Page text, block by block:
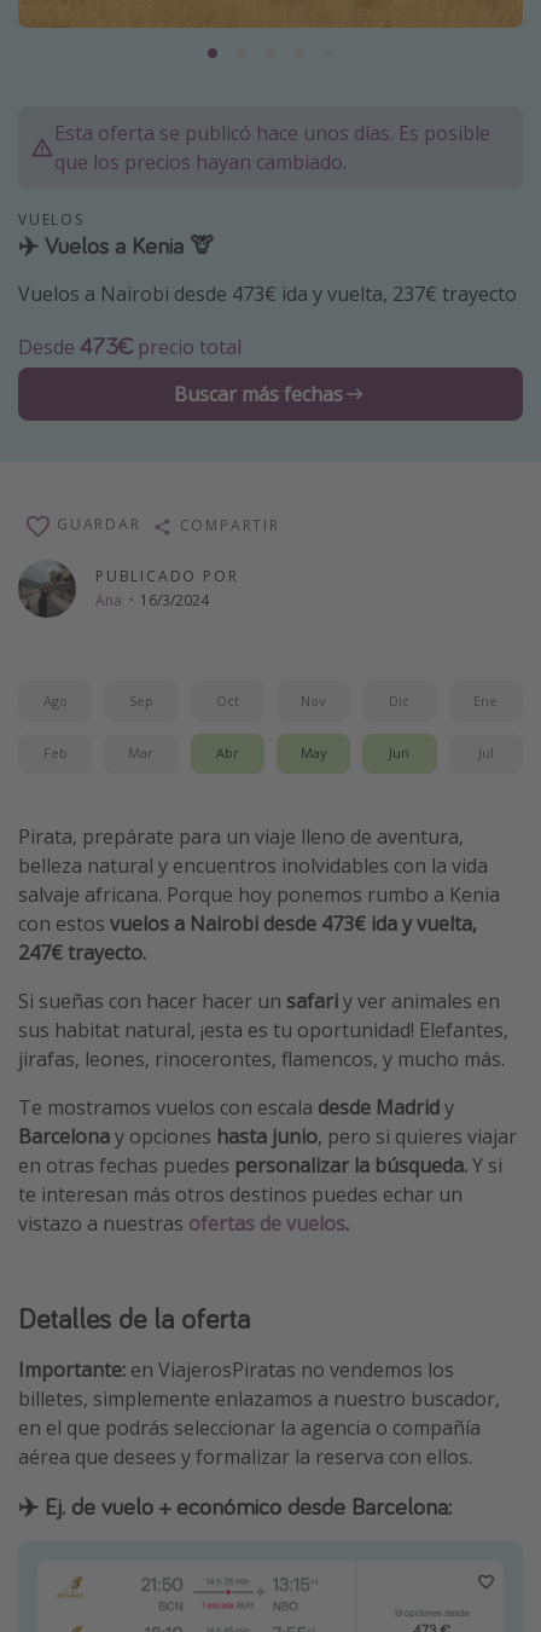
Marruecos
Tailandia
Albania
Inspiración para viajes
Camping
Glamping
Viajes en tren
Viajes en familia
Vacaciones de Playa
Viajes para singles
Trabajar en el extranjero
Hoteles más hot de España
Guía de equipaje de mano
Parques de atracciones
Viaja con musicales
El Rey León el musical
Harry Potter en Londres y otros destinos
Eventos deportivos
Esta oferta se publicó hace unos días. Es posible
que los precios hayan cambiado.
VUELOS
✈️ Vuelos a Kenia 🦒
Vuelos a Nairobi desde 473€ ida y vuelta, 237€ trayecto
Desde 473€ precio total
Buscar más fechas
PUBLICADO POR
Ana · 16/3/2024
GUARDAR COMPARTIR
Ago Sep Oct Nov Dic Ene
Feb Mar Abr May Jun Jul
Pirata, prepárate para un viaje lleno de aventura,
belleza natural y encuentros inolvidables con la vida
salvaje africana. Porque hoy ponemos rumbo a Kenia
con estos vuelos a Nairobi desde 473€ ida y vuelta,
247€ trayecto.
Si sueñas con hacer hacer un safariy ver animales en
sus habitat natural, ¡esta es tu oportunidad! Elefantes,
jirafas, leones, rinocerontes, flamencos, y mucho más.
Te mostramos vuelos con escala desde Madridy
Barcelonay opciones hasta junio, pero si quieres viajar
en otras fechas puedes personalizar la búsqueda.Y si
te interesan más otros destinos puedes echar un
vistazo a nuestras ofertas de vuelos.
Detalles de la oferta
Importante: en ViajerosPiratas no vendemos los
billetes, simplemente enlazamos a nuestro buscador,
en el que podrás seleccionar la agencia o compañía
aérea que desees y formalizar la reserva con ellos.
✈️ Ej. de vuelo + económico desde Barcelona: